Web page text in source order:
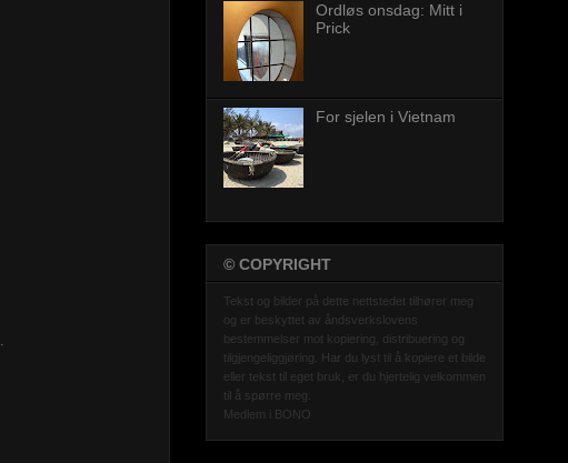
Ordløs onsdag: Mitt i
Prick
For sjelen i Vietnam
© COPYRIGHT
Tekst og bilder på dette nettstedet tilhører meg
og er beskyttet av åndsverkslovens
bestemmelser mot kopiering, distribuering og
tilgjengeliggjøring. Har du lyst til å kopiere et bilde
eller tekst til eget bruk, er du hjertelig velkommen
til å spørre meg.
Medlem i BONO